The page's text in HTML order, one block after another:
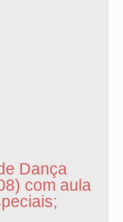
Dança
com aula